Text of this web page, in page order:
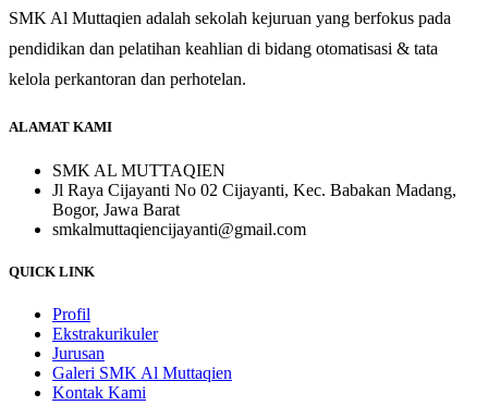
SMK Al Muttaqien adalah sekolah kejuruan yang berfokus pada
pendidikan dan pelatihan keahlian di bidang otomatisasi & tata
kelola perkantoran dan perhotelan.
ALAMAT KAMI
SMK AL MUTTAQIEN
Jl Raya Cijayanti No 02 Cijayanti, Kec. Babakan Madang,
Bogor, Jawa Barat
smkalmuttaqiencijayanti@gmail.com
QUICK LINK
Profil
Ekstrakurikuler
Jurusan
Galeri SMK Al Muttaqien
Kontak Kami